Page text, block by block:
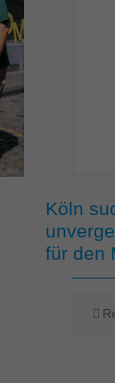
Köln
für den